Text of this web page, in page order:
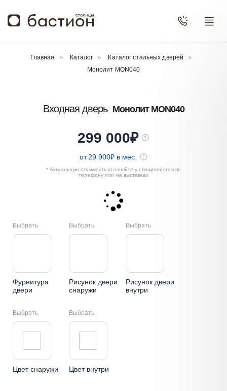
Главная Каталог
Каталог стальных дверей
Монолит MON040
Входная дверь Монолит MON040
299 000₽
от 29 900₽ в мес.
* Актуальную стоимость уточняйте у специалистов по
телефону или на выставках
Выбрать
Фурнитура
двери
Выбрать
Рисунок двери
снаружи
Выбрать
Рисунок двери
внутри
Выбрать
Цвет снаружи
Выбрать
Цвет внутри